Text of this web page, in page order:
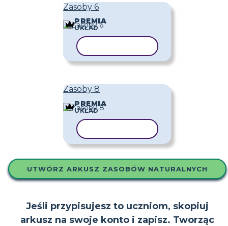
Zasoby 6
PREMIA
UKŁAD
Zasoby 8
PREMIA
UKŁAD
UTWÓRZ ARKUSZ ZASOBÓW NATURALNYCH
Jeśli przypisujesz to uczniom, skopiuj
arkusz na swoje konto i zapisz. Tworząc